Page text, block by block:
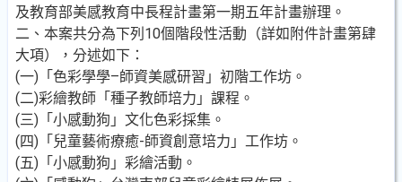
及教育部美感教育中長程計畫第一期五年計畫辦理。
二、本案共分為下列10個階段性活動（詳如附件計畫第肆
大項），分述如下：
(一)「色彩學學–師資美感研習」初階工作坊。
(二)彩繪教師「種子教師培力」課程。
(三)「小感動狗」文化色彩採集。
(四)「兒童藝術療癒-師資創意培力」工作坊。
(五)「小感動狗」彩繪活動。